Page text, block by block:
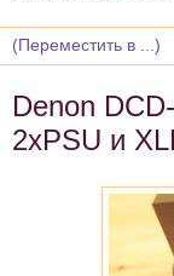
Denon
2xPSU и